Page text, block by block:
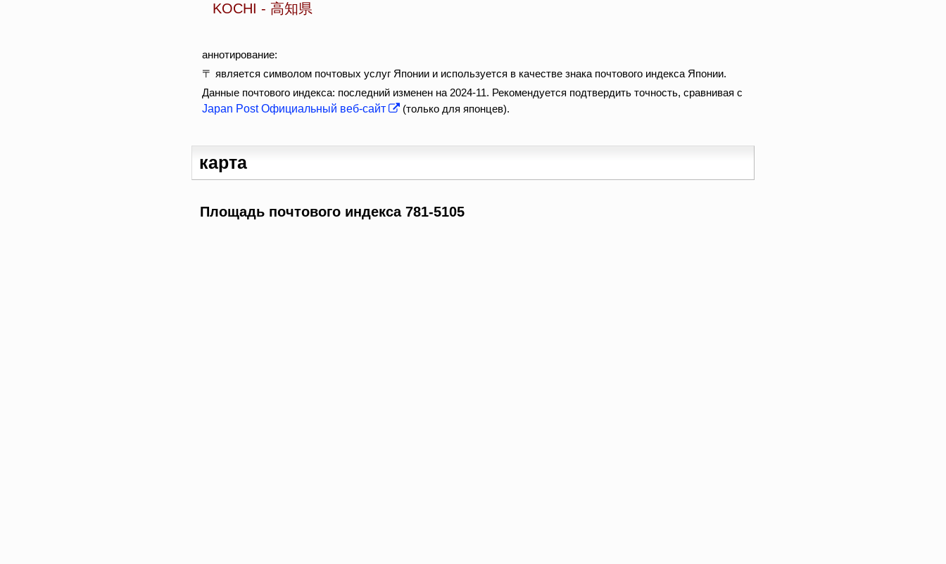
KOCHI - 高知県
аннотирование:
〒 является символом почтовых услуг Японии и используется в качестве знака почтового индекса Японии.
Данные почтового индекса: последний изменен на 2024-11. Рекомендуется подтвердить точность, сравнивая с
Japan Post Официальный веб-сайт
(только для японцев).
карта
Площадь почтового индекса 781-5105